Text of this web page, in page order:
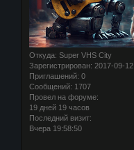
Откуда: Super VHS City
Зарегистрирован: 2017-09-12
Приглашений: 0
Сообщений: 1707
Провел на форуме:
19 дней 19 часов
Последний визит:
Вчера 19:58:50